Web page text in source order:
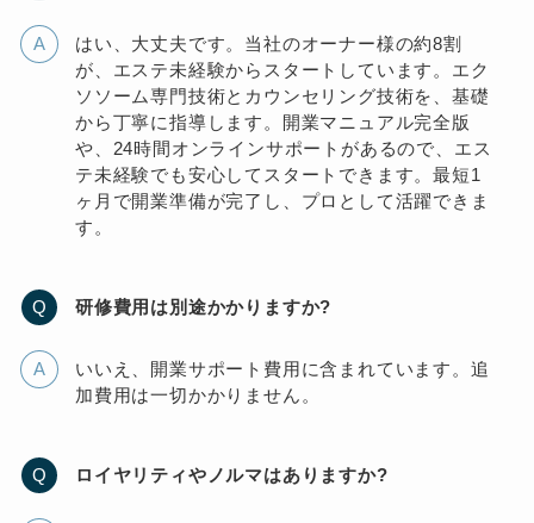
はい、大丈夫です。当社のオーナー様の約8割
が、エステ未経験からスタートしています。エク
ソソーム専門技術とカウンセリング技術を、基礎
から丁寧に指導します。開業マニュアル完全版
や、24時間オンラインサポートがあるので、エス
テ未経験でも安心してスタートできます。最短1
ヶ月で開業準備が完了し、プロとして活躍できま
す。
研修費用は別途かかりますか?
いいえ、開業サポート費用に含まれています。追
加費用は一切かかりません。
ロイヤリティやノルマはありますか?